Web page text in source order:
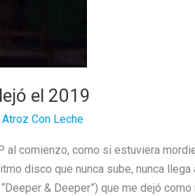
el 2019
Atroz Con Leche
al comienzo, como si estuviera
disco que nunca sube, nunca llega
& Deeper”) que me dejó como